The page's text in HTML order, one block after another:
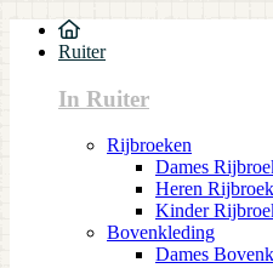
Ruiter
In Ruiter
Rijbroeken
Dames
Heren Rijbroek
Kinder
Bovenkleding
Dames